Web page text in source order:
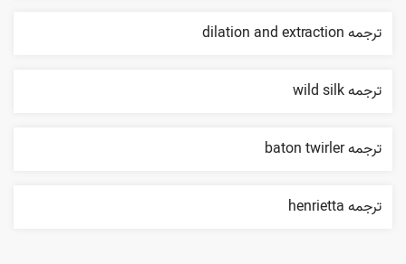
ترجمه dilation and extraction
ترجمه wild silk
ترجمه baton twirler
ترجمه henrietta